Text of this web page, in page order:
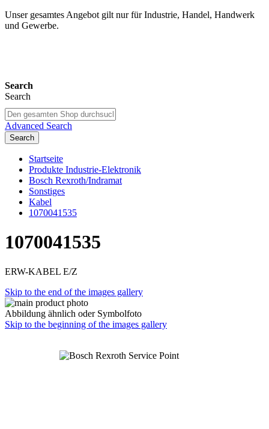
Unser gesamtes Angebot gilt nur für Industrie, Handel, Handwerk
und Gewerbe.
Search
Search
Advanced Search
Search
Startseite
Produkte Industrie-Elektronik
Bosch Rexroth/Indramat
Sonstiges
Kabel
1070041535
1070041535
ERW-KABEL E/Z
Skip to the end of the images gallery
Abbildung ähnlich oder Symbolfoto
Skip to the beginning of the images gallery